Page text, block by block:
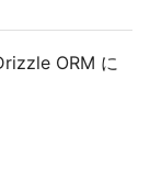
ORM に